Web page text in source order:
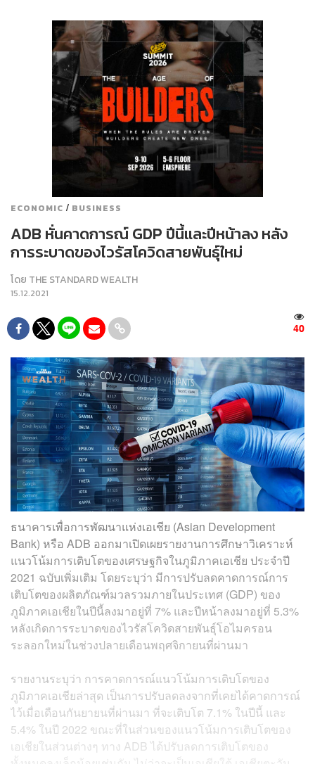
ECONOMIC / BUSINESS
ADB หั่นคาดการณ์ GDP ปีนี้และปีหน้าลง หลัง
การระบาดของไวรัสโควิดสายพันธุ์ใหม่
โดย THE STANDARD WEALTH
15.12.2021
40
ธนาคารเพื่อการพัฒนาแห่งเอเชีย (Asian Development
Bank) หรือ ADB ออกมาเปิดเผยรายงานการศึกษาวิเคราะห์
แนวโน้มการเติบโตของเศรษฐกิจในภูมิภาคเอเชีย ประจำปี
2021 ฉบับเพิ่มเติม โดยระบุว่า มีการปรับลดคาดการณ์การ
เติบโตของผลิตภัณฑ์มวลรวมภายในประเทศ (GDP) ของ
ภูมิภาคเอเชียในปีนี้ลงมาอยู่ที่ 7% และปีหน้าลงมาอยู่ที่ 5.3%
หลังเกิดการระบาดของไวรัสโควิดสายพันธุ์โอไมครอน
ระลอกใหม่ในช่วงปลายเดือนพฤศจิกายนที่ผ่านมา
รายงานระบุว่า การคาดการณ์แนวโน้มการเติบโตของ
ภูมิภาคเอเชียล่าสุด เป็นการปรับลดลงจากที่เคยได้คาดการณ์
ไว้เมื่อเดือนกันยายนที่ผ่านมา ที่จะเติบโต 7.1% ในปีนี้ และ
5.4% ในปี 2022 ขณะที่ในส่วนของแนวโน้มการเติบโตของ
เอเชียในส่วนต่างๆ ทาง ADB ได้ปรับลดการเติบโตของ